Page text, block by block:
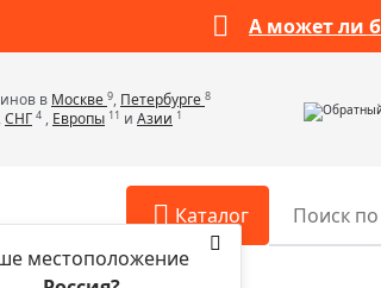
А может ли
в Москве 9, Петербурге 8
,СНГ 4 , Европы 11 и Азии 1
Каталог
местоположение